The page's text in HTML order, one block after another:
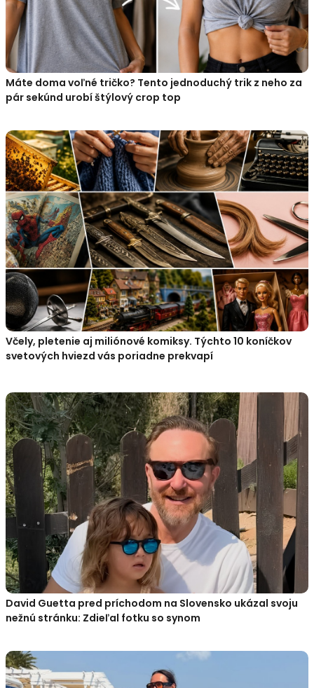
Máte doma voľné tričko? Tento jednoduchý trik z neho za
pár sekúnd urobí štýlový crop top
Včely, pletenie aj miliónové komiksy. Týchto 10 koníčkov
svetových hviezd vás poriadne prekvapí
David Guetta pred príchodom na Slovensko ukázal svoju
nežnú stránku: Zdieľal fotku so synom